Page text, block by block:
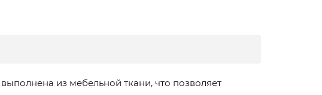
из мебельной ткани, что позволяет